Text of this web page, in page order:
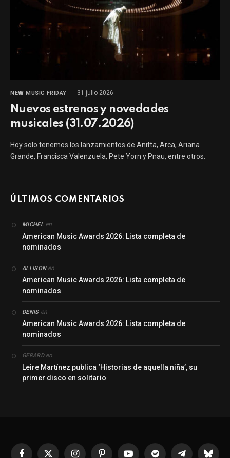
NEW MUSIC FRIDAY 31 julio 2026
Nuevos estrenos y novedades
musicales (31.07.2026)
Hoy solo tenemos los lanzamientos de Anitta, Arca, Ariana
Grande, Francisca Valenzuela, Pete Yorn y Pnau, entre otros.
ÚLTIMOS COMENTARIOS
MICHELen
American Music Awards 2026: Lista completa de
nominados
ALLISONen
American Music Awards 2026: Lista completa de
nominados
DENISen
American Music Awards 2026: Lista completa de
nominados
GERARDen
Leire Martínez publica ‘Historias de aquella niña’, su
primer disco en solitario